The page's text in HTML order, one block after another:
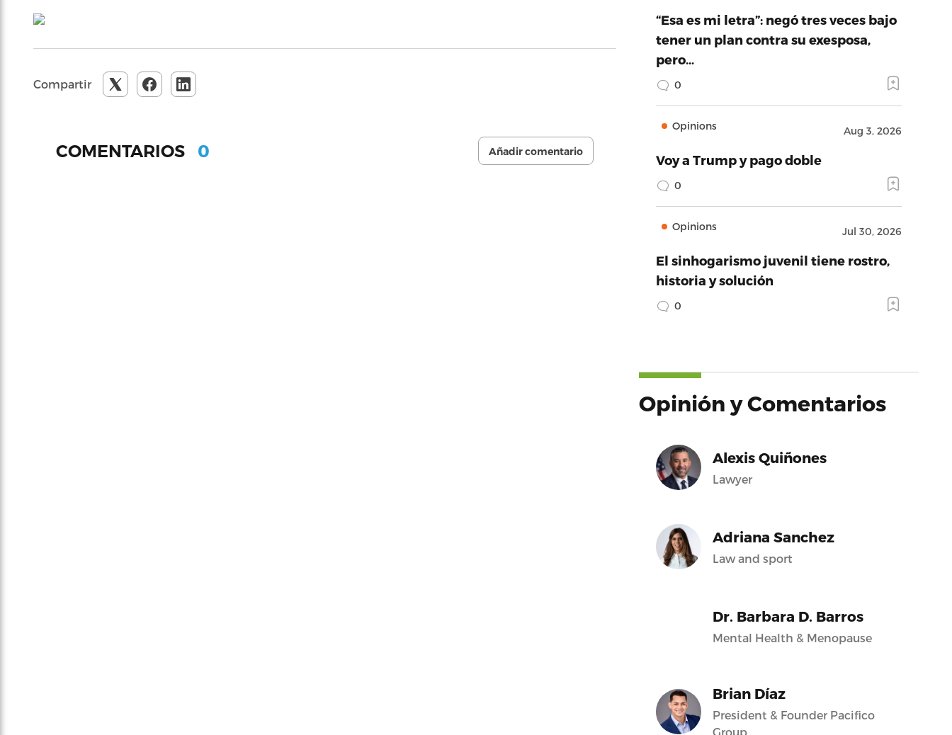
Compartir
COMENTARIOS 0 Añadir comentario
“Esa es mi letra”: negó tres veces bajo
tener un plan contra su exesposa,
pero…
0
Opinions Aug 3, 2026
Voy a Trump y pago doble
0
Opinions Jul 30, 2026
El sinhogarismo juvenil tiene rostro,
historia y solución
0
Opinión y Comentarios
Alexis Quiñones
Lawyer
Adriana Sanchez
Law and sport
Dr. Barbara D. Barros
Mental Health & Menopause
Brian Díaz
President & Founder Pacifico
Group